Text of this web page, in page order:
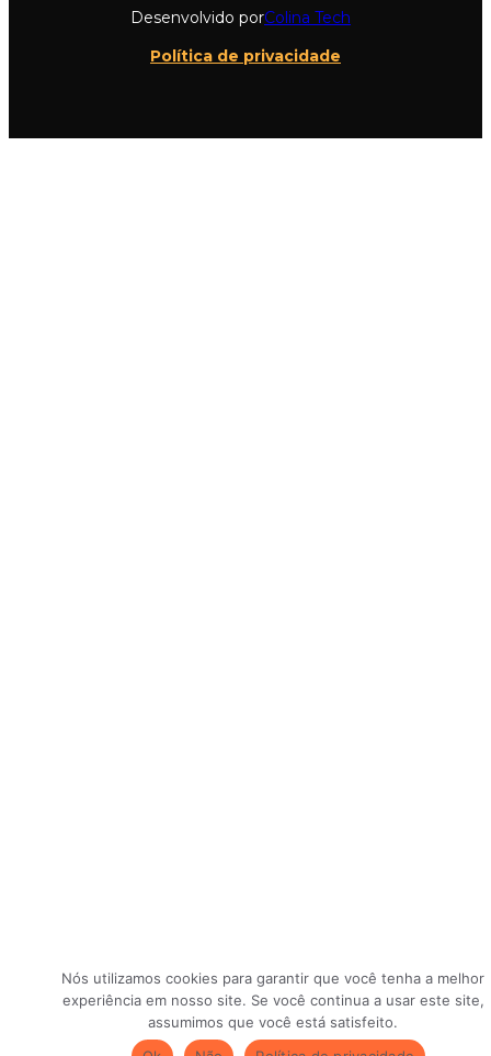
Desenvolvido porColina Tech
Política de privacidade
Nós utilizamos cookies para garantir que você tenha a melhor
experiência em nosso site. Se você continua a usar este site,
assumimos que você está satisfeito.